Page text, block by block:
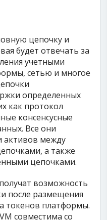
цепочку и
будет отвечать за
учетными
сетью и многое
определенных
как протокол
консенсусные
Все они
активов между
а также
цепочками.
возможность
после размещения
токенов платформы.
совместима со